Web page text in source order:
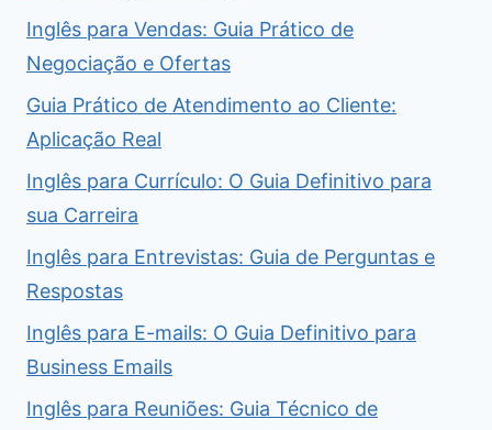
Inglês para Vendas: Guia Prático de
Negociação e Ofertas
Guia Prático de Atendimento ao Cliente:
Aplicação Real
Inglês para Currículo: O Guia Definitivo para
sua Carreira
Inglês para Entrevistas: Guia de Perguntas e
Respostas
Inglês para E-mails: O Guia Definitivo para
Business Emails
Inglês para Reuniões: Guia Técnico de